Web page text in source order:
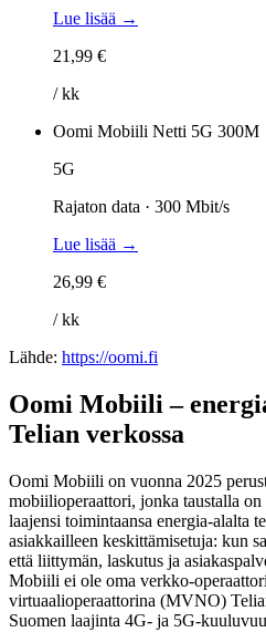
Lue lisää →
21,99 €
/ kk
Oomi Mobiili Netti 5G 300M
5G
Rajaton data · 300 Mbit/s
Lue lisää →
26,99 €
/ kk
Lähde: https://oomi.fi
Oomi Mobiili –
Telian verkossa
Oomi Mobiili on vuonna 2025
mobiilioperaattori, jonka taustalla
laajensi toimintaansa energia-alalta
asiakkailleen keskittämisetuja: kun
että liittymän, laskutus ja
Mobiili ei ole oma verkko-
virtuaalioperaattorina (MVNO)
Suomen laajinta 4G- ja 5G-